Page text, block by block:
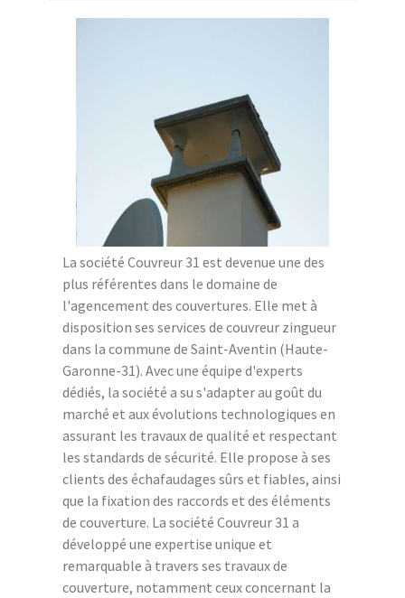
La société Couvreur 31 est devenue une des
plus référentes dans le domaine de
l'agencement des couvertures. Elle met à
disposition ses services de couvreur zingueur
dans la commune de Saint-Aventin (Haute-
Garonne-31). Avec une équipe d'experts
dédiés, la société a su s'adapter au goût du
marché et aux évolutions technologiques en
assurant les travaux de qualité et respectant
les standards de sécurité. Elle propose à ses
clients des échafaudages sûrs et fiables, ainsi
que la fixation des raccords et des éléments
de couverture. La société Couvreur 31 a
développé une expertise unique et
remarquable à travers ses travaux de
couverture, notamment ceux concernant la